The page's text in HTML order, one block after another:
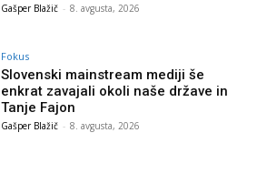
Gašper Blažič - 8. avgusta, 2026
Fokus
Slovenski mainstream mediji še
enkrat zavajali okoli naše države in
Tanje Fajon
Gašper Blažič - 8. avgusta, 2026